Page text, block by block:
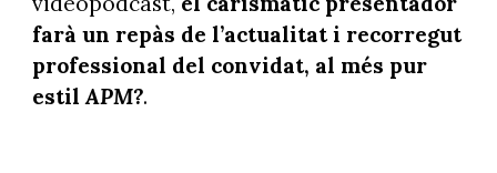
farà un repàs de l’actualitat i recorregut
professional del convidat, al més pur
estilAPM?.